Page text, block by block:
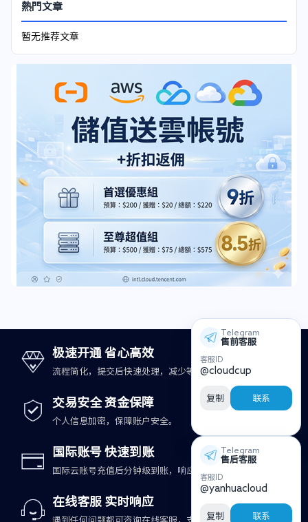
熱門文章
暂无推荐文章
极速开通 省心高效
流程简化，提交后快速处理，减少等待时间。
交易安全 资金保障
个人信息加密，保障账户安全。
国际账号 快速到账
国际云账号充值后分钟级到账，响应更及时。
在线客服 实时响应
Telegram
售前客服
客服ID
@cloudcup
复制 联系
Telegram
售后客服
客服ID
@yanhuacloud
复制 联系